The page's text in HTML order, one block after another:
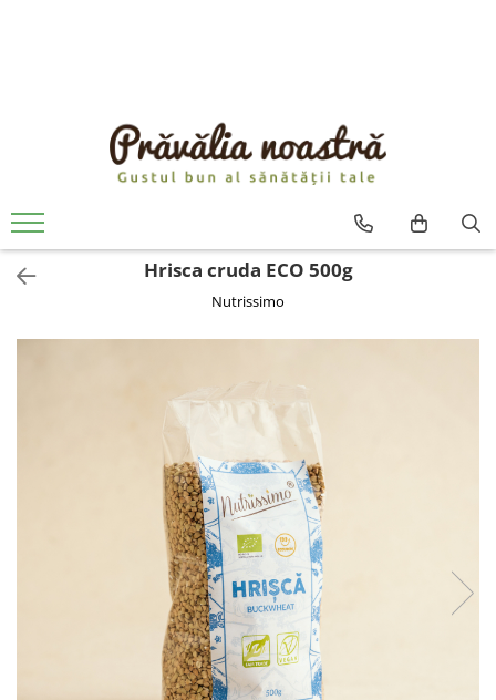
ULEIURI ȘI UNTURI
MĂSLINE
NUCI ȘI SEMINȚE
FRUCTE DESHIDRATATE
ÎNDULCITORI NATURALI / MIERE
BĂUTURI / LAPTE VEGETAL
CREME ȘI PASTE TARTINABILE
CIOCOLATĂ ȘI CACAO
Hrisca cruda ECO 500g
Nutrissimo